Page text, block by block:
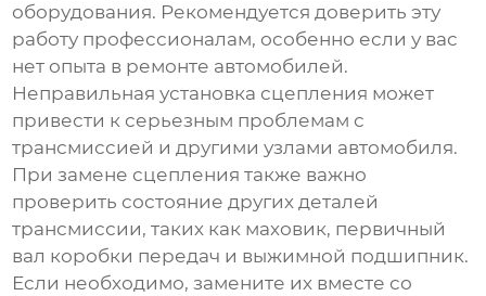
оборудования. Рекомендуется доверить эту
работу профессионалам, особенно если у вас
нет опыта в ремонте автомобилей.
Неправильная установка сцепления может
привести к серьезным проблемам с
трансмиссией и другими узлами автомобиля.
При замене сцепления также важно
проверить состояние других деталей
трансмиссии, таких как маховик, первичный
вал коробки передач и выжимной подшипник.
Если необходимо, замените их вместе со